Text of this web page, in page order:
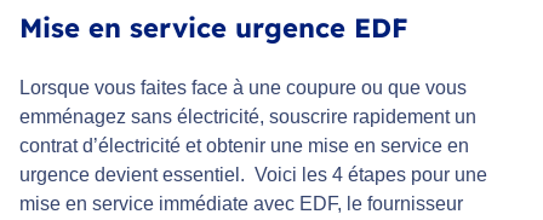
Mise en service urgence EDF
Lorsque vous faites face à une coupure ou que vous
emménagez sans électricité, souscrire rapidement un
contrat d’électricité et obtenir une mise en service en
urgence devient essentiel. Voici les 4 étapes pour une
mise en service immédiate avec EDF, le fournisseur